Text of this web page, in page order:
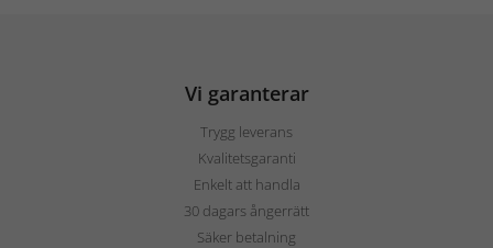
Vi garanterar
Trygg leverans
Kvalitetsgaranti
Enkelt att handla
30 dagars ångerrätt
Säker betalning